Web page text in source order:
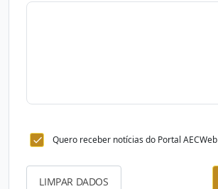
Quero receber notícias do Portal AECWeb
LIMPAR DADOS